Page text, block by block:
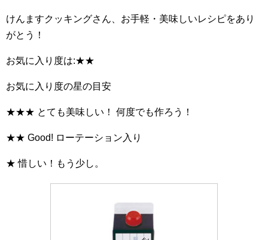
けんますクッキングさん、お手軽・美味しいレシピをあり
がとう！
お気に入り度は:★★
お気に入り度の星の目安
★★★ とても美味しい！ 何度でも作ろう！
★★ Good! ローテーション入り
★ 惜しい！もう少し。